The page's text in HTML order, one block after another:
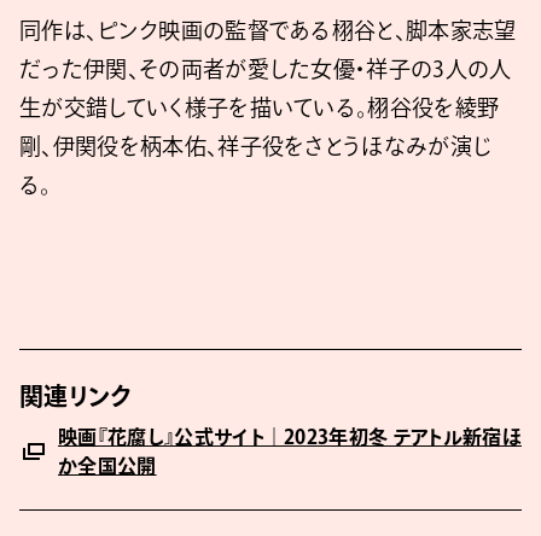
同作は、ピンク映画の監督である栩⾕と、脚本家志望
だった伊関、その両者が愛した女優・祥子の3人の人
生が交錯していく様子を描いている。栩⾕役を綾野
剛、伊関役を柄本佑、祥子役をさとうほなみが演じ
る。
関連リンク
映画『花腐し』公式サイト｜2023年初冬 テアトル新宿ほ
か全国公開